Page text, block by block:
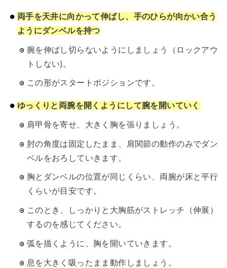
両手を天井に向かって伸ばし、手のひらが向かい合う
ようにダンベルを持つ
腕を伸ばし切らないようにしましょう（ロックアウ
トしない)。
この形がスタートポジションです。
ゆっくりと両腕を開くようにして腕を開いていく
肩甲骨を寄せ、大きく胸を張りましょう。
肘の角度は固定したまま、肩関節の動作のみでダン
ベルをおろしていきます。
胸とダンベルの位置が同じくらい、両腕が床と平行
くらいが目安です。
このとき、しっかりと大胸筋がストレッチ（伸展）
するのを感じてください。
弧を描くように、胸を開いていきます。
息を大きく吸ったまま動作しましょう。